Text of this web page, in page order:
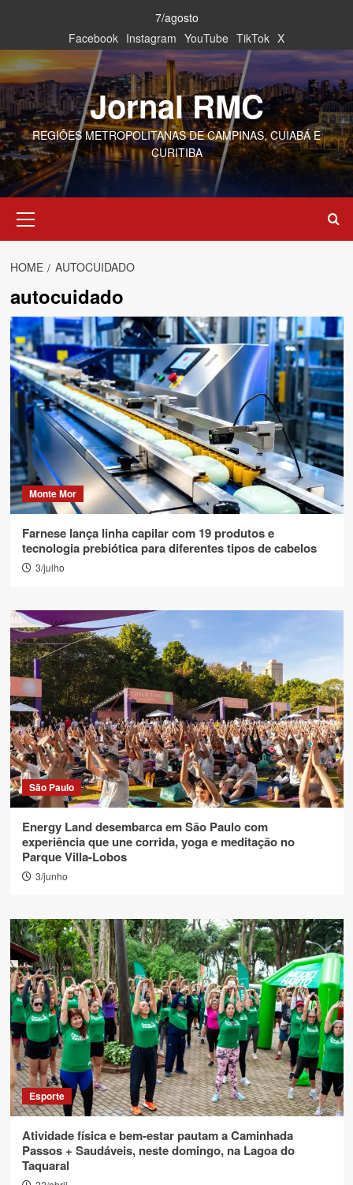
content
7/agosto
Facebook Instagram YouTube TikTok X
Jornal RMC
REGIÕES METROPOLITANAS DE CAMPINAS, CUIABÁ E
CURITIBA
Menu
HOME AUTOCUIDADO
autocuidado
Monte Mor
Farnese lança linha capilar com 19 produtos e
tecnologia prebiótica para diferentes tipos de cabelos
3/julho
São Paulo
Energy Land desembarca em São Paulo com
experiência que une corrida, yoga e meditação no
Parque Villa-Lobos
3/junho
Esporte
Atividade física e bem-estar pautam a Caminhada
Passos + Saudáveis, neste domingo, na Lagoa do
Taquaral